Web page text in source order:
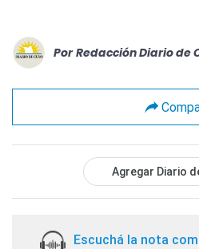
Por Redacción Diario de
Agregar Diario
Escuchá la nota